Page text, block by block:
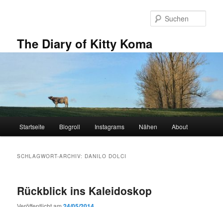
The Diary of Kitty Koma
Startseite Blogroll Instagrams Nähen About
SCHLAGWORT-ARCHIV: DANILO DOLCI
Rückblick ins Kaleidoskop